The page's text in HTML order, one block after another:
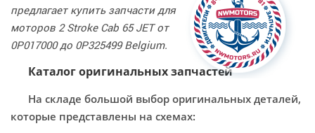
предлагает купить запчасти для
моторов 2 Stroke Cab 65 JET от
0P017000 до 0P325499 Belgium.
Каталог оригинальных запчастей
На складе большой выбор оригинальных деталей,
которые представлены на схемах: